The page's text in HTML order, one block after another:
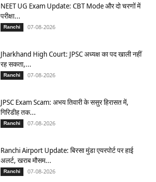
NEET UG Exam Update: CBT Mode और दो चरणों में
परीक्षा...
Ranchi 07-08-2026
Jharkhand High Court: JPSC अध्यक्ष का पद खाली नहीं
रह सकता,...
Ranchi 07-08-2026
JPSC Exam Scam: अभय तिवारी के ससुर हिरासत में,
गिरिडीह तक...
Ranchi 07-08-2026
Ranchi Airport Update: बिरसा मुंडा एयरपोर्ट पर हाई
अलर्ट, खराब मौसम...
Ranchi 07-08-2026